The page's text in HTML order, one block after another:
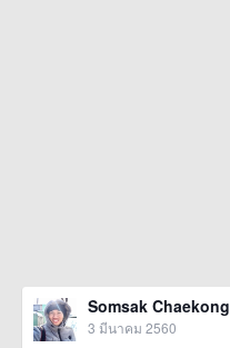
Somsak Chaekong
3 มีนาคม 2560